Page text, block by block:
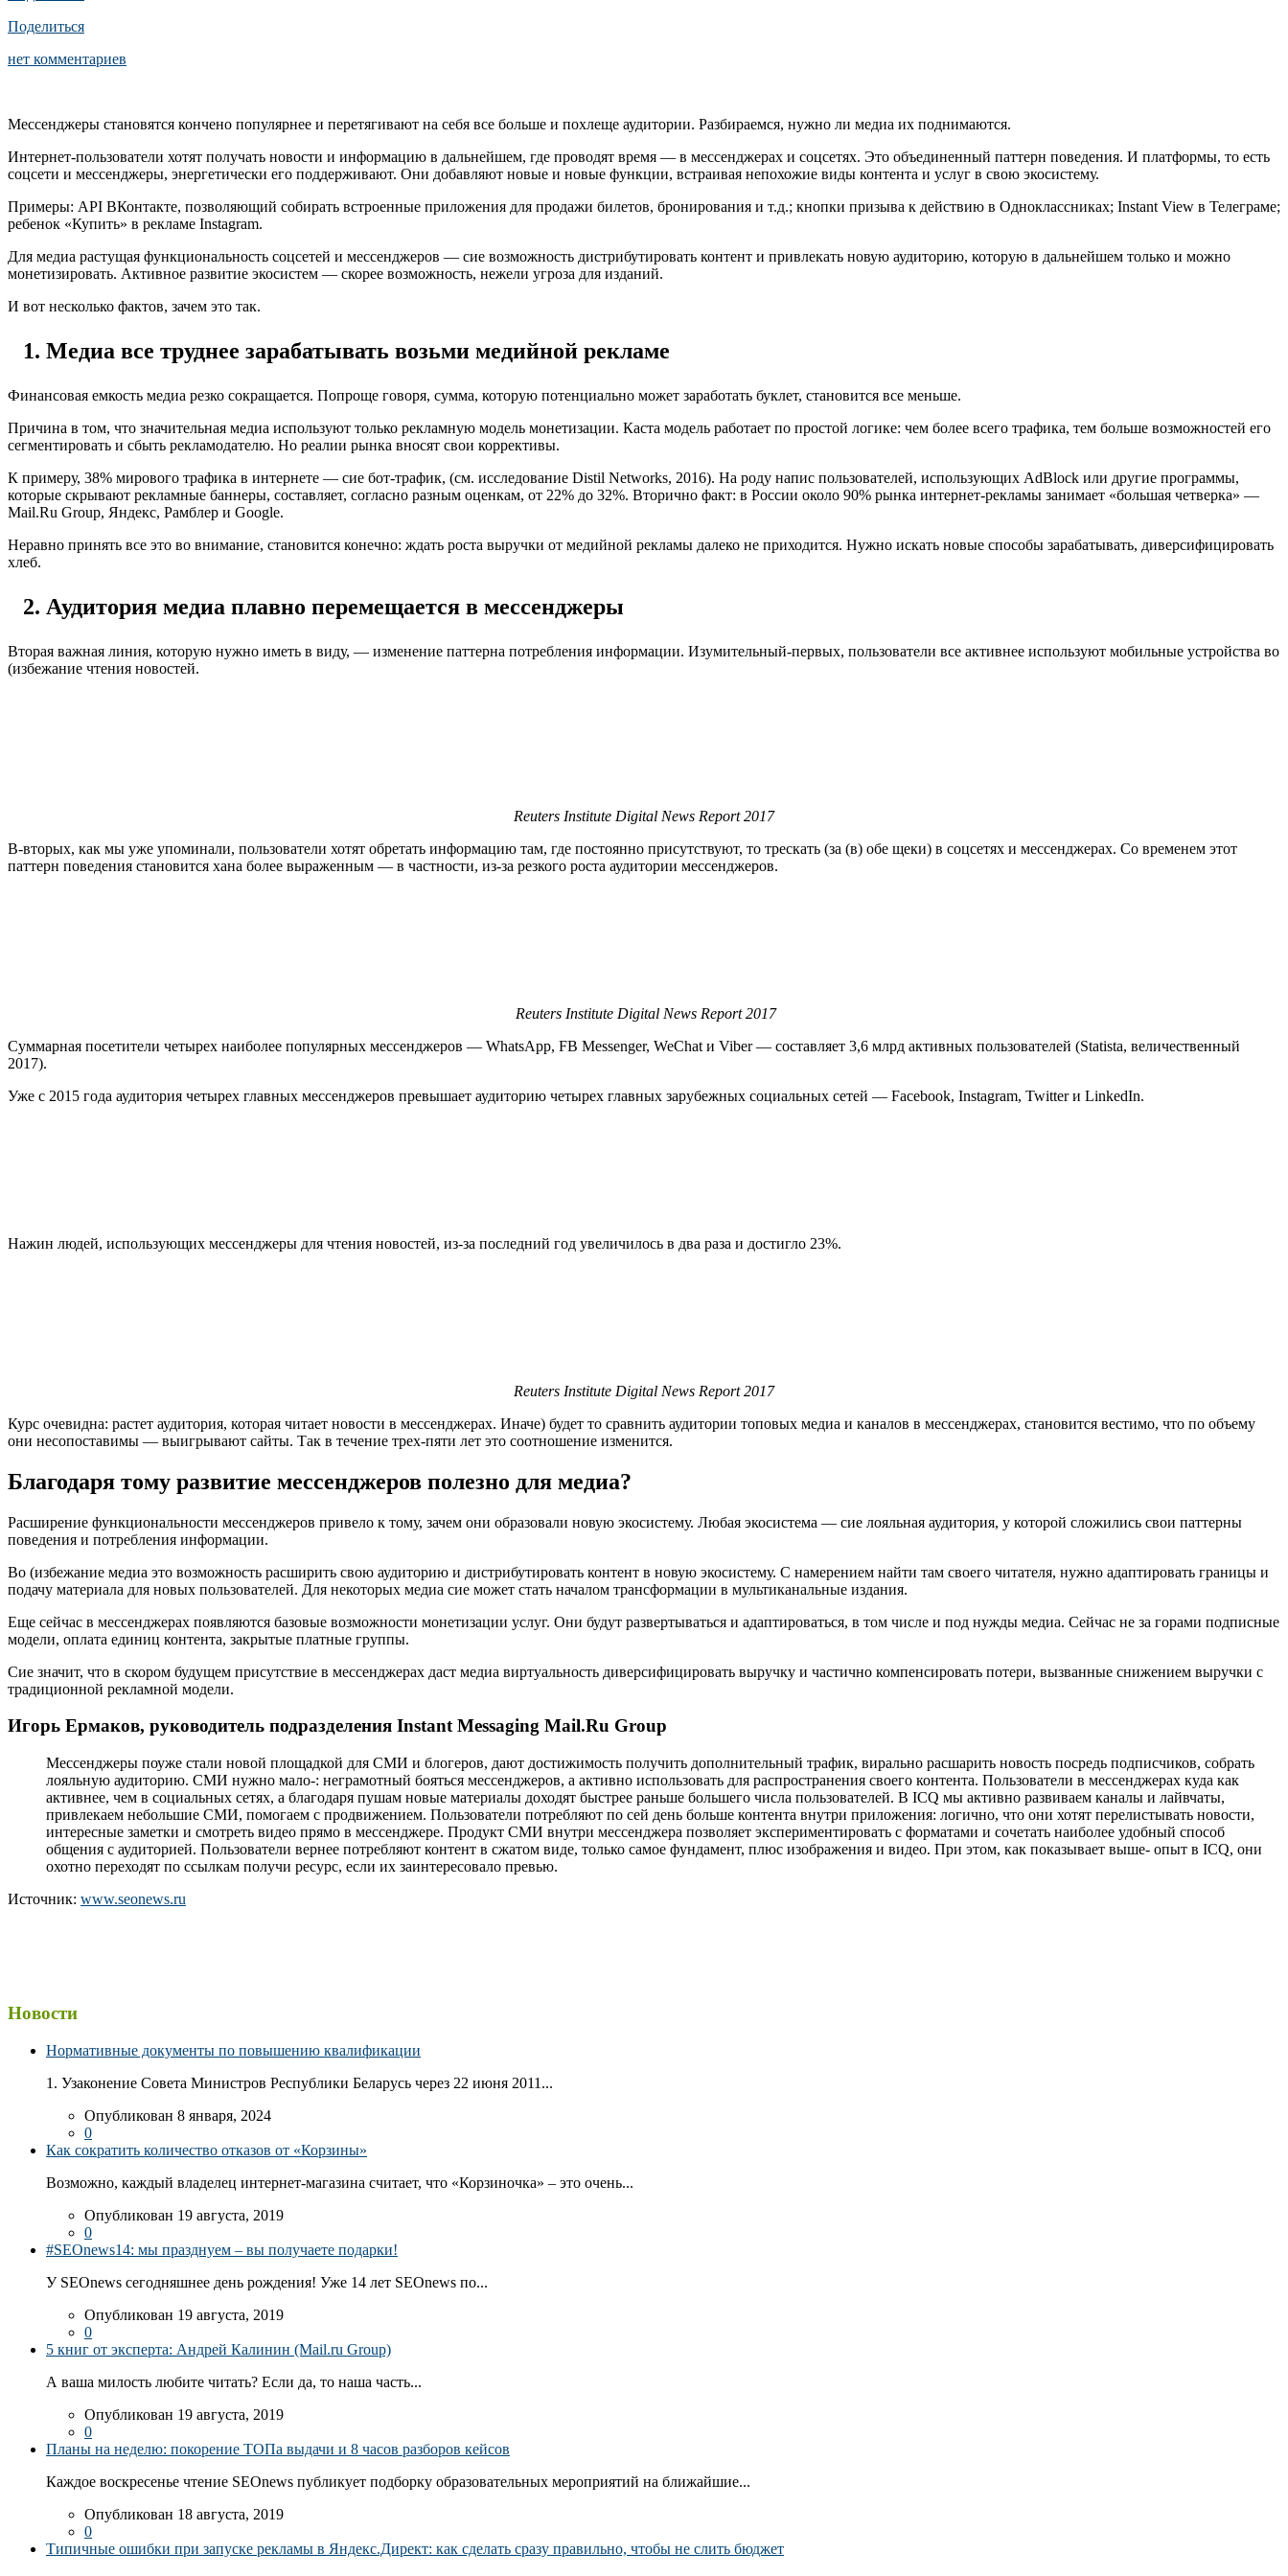
Поделиться
нет комментариев
Мессенджеры становятся кончено популярнее и перетягивают на себя все больше и похлеще аудитории. Разбираемся, нужно ли медиа их поднимаются.
Интернет-пользователи хотят получать новости и информацию в дальнейшем, где проводят время — в мессенджерах и соцсетях. Это объединенный паттерн поведения. И платформы, то есть
соцсети и мессенджеры, энергетически его поддерживают. Они добавляют новые и новые функции, встраивая непохожие виды контента и услуг в свою экосистему.
Примеры: API ВКонтакте, позволяющий собирать встроенные приложения для продажи билетов, бронирования и т.д.; кнопки призыва к действию в Одноклассниках; Instant View в Телеграме;
ребенок «Купить» в рекламе Instagram.
Для медиа растущая функциональность соцсетей и мессенджеров — сие возможность дистрибутировать контент и привлекать новую аудиторию, которую в дальнейшем только и можно
монетизировать. Активное развитие экосистем — скорее возможность, нежели угроза для изданий.
И вот несколько фактов, зачем это так.
Медиа все труднее зарабатывать возьми медийной рекламе
Финансовая емкость медиа резко сокращается. Попроще говоря, сумма, которую потенциально может заработать буклет, становится все меньше.
Причина в том, что значительная медиа используют только рекламную модель монетизации. Каста модель работает по простой логике: чем более всего трафика, тем больше возможностей его
сегментировать и сбыть рекламодателю. Но реалии рынка вносят свои коррективы.
К примеру, 38% мирового трафика в интернете — сие бот-трафик, (см. исследование Distil Networks, 2016). На роду напис пользователей, использующих AdBlock или другие программы,
которые скрывают рекламные баннеры, составляет, согласно разным оценкам, от 22% до 32%. Вторично факт: в России около 90% рынка интернет-рекламы занимает «большая четверка» —
Mail.Ru Group, Яндекс, Рамблер и Google.
Неравно принять все это во внимание, становится конечно: ждать роста выручки от медийной рекламы далеко не приходится. Нужно искать новые способы зарабатывать, диверсифицировать
хлеб.
Аудитория медиа плавно перемещается в мессенджеры
Вторая важная линия, которую нужно иметь в виду, — изменение паттерна потребления информации. Изумительный-первых, пользователи все активнее используют мобильные устройства во
(избежание чтения новостей.
Reuters Institute Digital News Report 2017
В-вторых, как мы уже упоминали, пользователи хотят обретать информацию там, где постоянно присутствуют, то трескать (за (в) обе щеки) в соцсетях и мессенджерах. Со временем этот
паттерн поведения становится хана более выраженным — в частности, из-за резкого роста аудитории мессенджеров.
Reuters Institute Digital News Report 2017
Суммарная посетители четырех наиболее популярных мессенджеров — WhatsApp, FB Messenger, WeChat и Viber — составляет 3,6 млрд активных пользователей (Statista, величественный
2017).
Уже с 2015 года аудитория четырех главных мессенджеров превышает аудиторию четырех главных зарубежных социальных сетей — Facebook, Instagram, Twitter и LinkedIn.
Нажин людей, использующих мессенджеры для чтения новостей, из-за последний год увеличилось в два раза и достигло 23%.
Reuters Institute Digital News Report 2017
Курс очевидна: растет аудитория, которая читает новости в мессенджерах. Иначе) будет то сравнить аудитории топовых медиа и каналов в мессенджерах, становится вестимо, что по объему
они несопоставимы — выигрывают сайты. Так в течение трех-пяти лет это соотношение изменится.
Благодаря тому развитие мессенджеров полезно для медиа?
Расширение функциональности мессенджеров привело к тому, зачем они образовали новую экосистему. Любая экосистема — сие лояльная аудитория, у которой сложились свои паттерны
поведения и потребления информации.
Во (избежание медиа это возможность расширить свою аудиторию и дистрибутировать контент в новую экосистему. С намерением найти там своего читателя, нужно адаптировать границы и
подачу материала для новых пользователей. Для некоторых медиа сие может стать началом трансформации в мультиканальные издания.
Еще сейчас в мессенджерах появляются базовые возможности монетизации услуг. Они будут развертываться и адаптироваться, в том числе и под нужды медиа. Сейчас не за горами подписные
модели, оплата единиц контента, закрытые платные группы.
Сие значит, что в скором будущем присутствие в мессенджерах даст медиа виртуальность диверсифицировать выручку и частично компенсировать потери, вызванные снижением выручки с
традиционной рекламной модели.
Игорь Ермаков, руководитель подразделения Instant Messaging Mail.Ru Group
Мессенджеры поуже стали новой площадкой для СМИ и блогеров, дают достижимость получить дополнительный трафик, вирально расшарить новость посредь подписчиков, собрать
лояльную аудиторию. СМИ нужно мало-: неграмотный бояться мессенджеров, а активно использовать для распространения своего контента. Пользователи в мессенджерах куда как
активнее, чем в социальных сетях, а благодаря пушам новые материалы доходят быстрее раньше большего числа пользователей. В ICQ мы активно развиваем каналы и лайвчаты,
привлекаем небольшие СМИ, помогаем с продвижением. Пользователи потребляют по сей день больше контента внутри приложения: логично, что они хотят перелистывать новости,
интересные заметки и смотреть видео прямо в мессенджере. Продукт СМИ внутри мессенджера позволяет экспериментировать с форматами и сочетать наиболее удобный способ
общения с аудиторией. Пользователи вернее потребляют контент в сжатом виде, только самое фундамент, плюс изображения и видео. При этом, как показывает выше- опыт в ICQ, они
охотно переходят по ссылкам получи ресурс, если их заинтересовало превью.
Источник: www.seonews.ru
Новости
Нормативные документы по повышению квалификации
1. Узаконение Совета Министров Республики Беларусь через 22 июня 2011...
Опубликован 8 января, 2024
0
Как сократить количество отказов от «Корзины»
Возможно, каждый владелец интернет-магазина считает, что «Корзиночка» – это очень...
Опубликован 19 августа, 2019
0
#SEOnews14: мы празднуем – вы получаете подарки!
У SEOnews сегодняшнее день рождения! Уже 14 лет SEOnews по...
Опубликован 19 августа, 2019
0
5 книг от эксперта: Андрей Калинин (Mail.ru Group)
А ваша милость любите читать? Если да, то наша часть...
Опубликован 19 августа, 2019
0
Планы на неделю: покорение ТОПа выдачи и 8 часов разборов кейсов
Каждое воскресенье чтение SEOnews публикует подборку образовательных мероприятий на ближайшие...
Опубликован 18 августа, 2019
0
Типичные ошибки при запуске рекламы в Яндекс.Директ: как сделать сразу правильно, чтобы не слить бюджет